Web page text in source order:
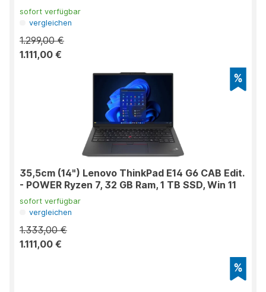
sofort verfügbar
vergleichen
1.299,00 €
1.111,00 €
35,5cm (14") Lenovo ThinkPad E14 G6 CAB Edit.
- POWER Ryzen 7, 32 GB Ram, 1 TB SSD, Win 11
sofort verfügbar
vergleichen
1.333,00 €
1.111,00 €